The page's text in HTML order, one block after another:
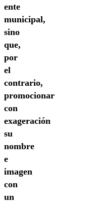
ente
municipal,
sino
que,
por
el
contrario,
promocionar
con
exageración
su
nombre
e
imagen
con
un